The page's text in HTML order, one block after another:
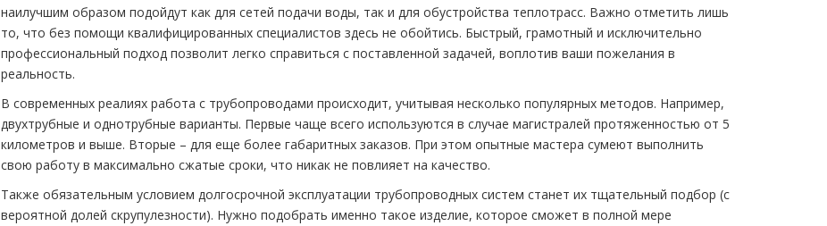
наилучшим образом подойдут как для сетей подачи воды, так и для обустройства теплотрасс. Важно отметить лишь
то, что без помощи квалифицированных специалистов здесь не обойтись. Быстрый, грамотный и исключительно
профессиональный подход позволит легко справиться с поставленной задачей, воплотив ваши пожелания в
реальность.
В современных реалиях работа с трубопроводами происходит, учитывая несколько популярных методов. Например,
двухтрубные и однотрубные варианты. Первые чаще всего используются в случае магистралей протяженностью от 5
километров и выше. Вторые – для еще более габаритных заказов. При этом опытные мастера сумеют выполнить
свою работу в максимально сжатые сроки, что никак не повлияет на качество.
Также обязательным условием долгосрочной эксплуатации трубопроводных систем станет их тщательный подбор (с
вероятной долей скрупулезности). Нужно подобрать именно такое изделие, которое сможет в полной мере